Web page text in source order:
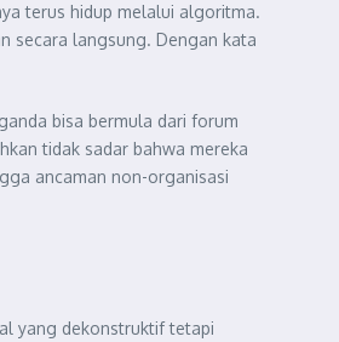
terus hidup melalui algoritma.
secara langsung. Dengan kata
bisa bermula dari forum
tidak sadar bahwa mereka
ancaman non-organisasi
yang dekonstruktif tetapi